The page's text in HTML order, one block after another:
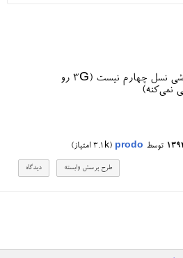
این گوشی نسل چهارم نیست (3G رو
نمی‌کنه)
توسط prodo
(
3.1k امتیاز)